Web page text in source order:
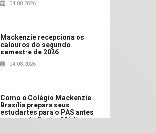
04.08.2026
Mackenzie recepciona os
calouros do segundo
semestre de 2026
04.08.2026
Como o Colégio Mackenzie
Brasília prepara seus
estudantes para o PAS antes
mesmo do Ensino Médio